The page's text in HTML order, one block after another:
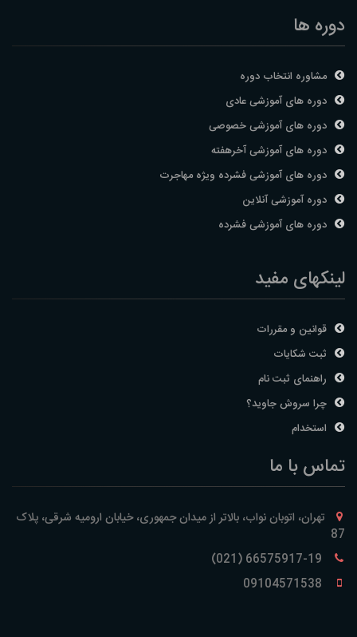
دوره ها
مشاوره انتخاب دوره
دوره های آموزشی عادی
دوره های آموزشی خصوصی
دوره های آموزشی آخرهفته
دوره های آموزشی فشرده ویژه مهاجرت
دوره آموزشی آنلاین
دوره های آموزشی فشرده
لینکهای مفید
قوانین و مقررات
ثبت شکایات
راهنمای ثبت نام
چرا سروش جاوید؟
استخدام
تماس با ما
تهران، اتوبان نواب، بالاتر از میدان جمهوری، خیابان ارومیه شرقی، پلاک
87